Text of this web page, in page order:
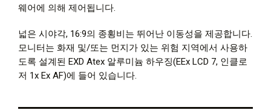
웨어에 의해 제어됩니다.
넓은 시야각, 16:9의 종횡비는 뛰어난 이동성을 제공합니다.
모니터는 화재 및/또는 먼지가 있는 위험 지역에서 사용하
도록 설계된 EXD Atex 알루미늄 하우징(EEx LCD 7, 인클로
저 1x Ex AF)에 들어 있습니다.